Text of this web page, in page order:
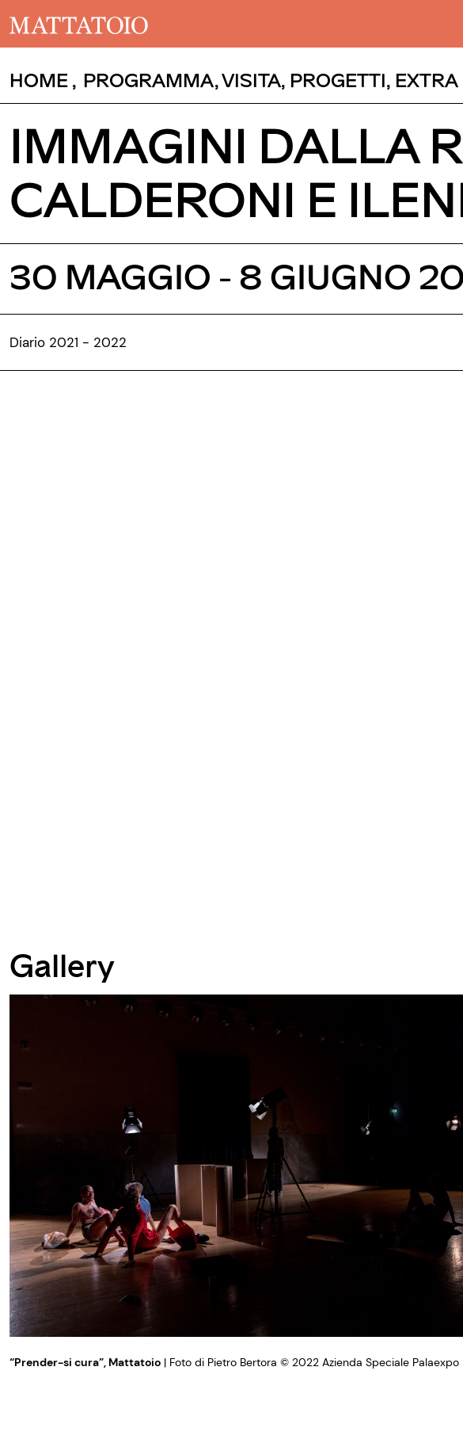
HOME , PROGRAMMA,VISITA, PROGETTI, EXTRA
IMMAGINI DALLA
CALDERONI E
30 MAGGIO - 8 GIUGNO
Diario 2021 - 2022
Gallery
“Prender-si cura”, Mattatoio | Foto di Pietro Bertora © 2022 Azienda Speciale Palaexpo